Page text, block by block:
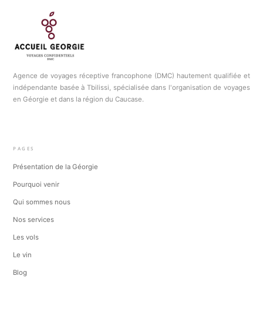
Agence de voyages réceptive francophone (DMC) hautement qualifiée et
indépendante basée à Tbilissi, spécialisée dans l'organisation de voyages
en Géorgie et dans la région du Caucase.
PAGES
Présentation de la Géorgie
Pourquoi venir
Qui sommes nous
Nos services
Les vols
Le vin
Blog